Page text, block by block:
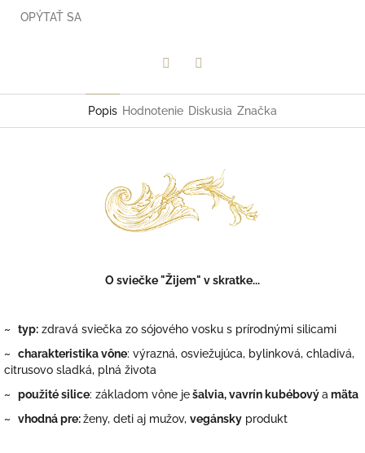
OPÝTAŤ SA
Popis Hodnotenie Diskusia Značka
O sviečke "Žijem" v skratke...
~ typ: zdravá sviečka zo sójového vosku s prírodnými silicami
~
charakteristika vône: výrazná, osviežujúca, bylinková, chladivá,
citrusovo sladká, plná života
~
použité silice: základom vône ješalvia, vavrín kubébovýa mäta
~
vhodná pre:ženy, deti aj mužov, vegánsky produkt